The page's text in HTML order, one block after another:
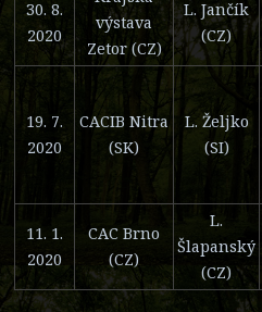
30. 8.
2020
výstava
Zetor (CZ)
L. Jančík
(CZ)
19. 7.
2020
CACIB Nitra
(SK)
L. Željko
(SI)
11. 1.
2020
CAC Brno
(CZ)
L.
Šlapanský
(CZ)